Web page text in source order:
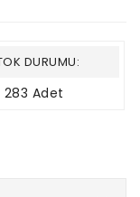
DURUMU:
283 Adet